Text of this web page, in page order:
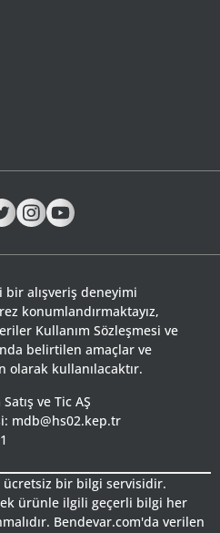
alışveriş deneyimi
konumlandırmaktayız,
Kullanım Sözleşmesi ve
belirtilen amaçlar ve
olarak kullanılacaktır.
ve Tic AŞ
mdb@hs02.kep.tr
bir bilgi servisidir.
ürünle ilgili geçerli bilgi her
Bendevar.com'da verilen